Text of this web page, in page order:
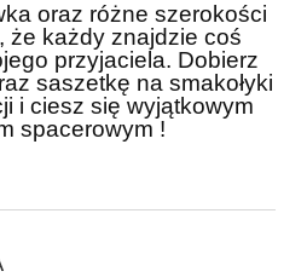
oraz różne szerokości
że każdy znajdzie coś
przyjaciela. Dobierz
saszetkę na smakołyki
i ciesz się wyjątkowym
spacerowym !